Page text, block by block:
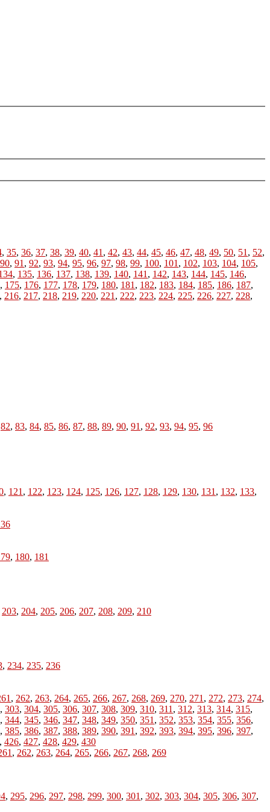
, 35, 36, 37, 38, 39, 40, 41 , 42, 43, 44, 45, 46, 47, 48, 49, 50, 51 , 52,
90, 91 , 92, 93, 94, 95, 96, 97, 98, 99, 100, 101 , 102, 103, 104, 105,
, 135, 136, 137, 138, 139, 140, 141 , 142, 143, 144, 145, 146,
, 175, 176, 177, 178, 179, 180, 181 , 182, 183, 184, 185, 186, 187,
, 216, 217, 218, 219, 220, 221 , 222, 223, 224, 225, 226, 227, 228,
82, 83, 84, 85, 86, 87, 88, 89, 90, 91 , 92, 93, 94, 95, 96
, 121 , 122, 123, 124, 125, 126, 127, 128, 129, 130, 131 , 132, 133,
, 180, 181
203, 204, 205, 206, 207, 208, 209, 210
, 234, 235, 236
, 262, 263, 264, 265, 266, 267, 268, 269, 270, 271 , 272, 273, 274,
, 303, 304, 305, 306, 307, 308, 309, 310, 311 , 312, 313, 314, 315,
, 344, 345, 346, 347, 348, 349, 350, 351 , 352, 353, 354, 355, 356,
, 385, 386, 387, 388, 389, 390, 391 , 392, 393, 394, 395, 396, 397,
, 426, 427, 428, 429, 430
, 262, 263, 264, 265, 266, 267, 268, 269
, 295, 296, 297, 298, 299, 300, 301 , 302, 303, 304, 305, 306, 307,